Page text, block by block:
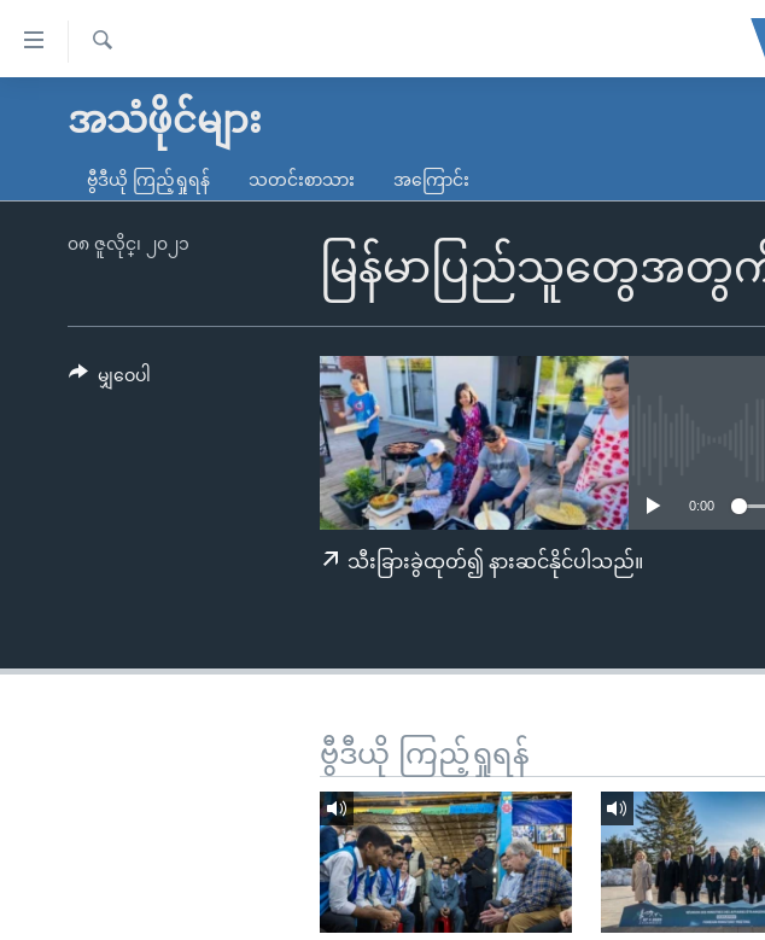
လွယ်ကူ
သည့်
ကျော်
မူလစာမျက်နှာ
ကမ္ဘာ့သတင်းများ
နိုင်ငံတကာ
တရုတ်
အစ္စရေး-ပါလက်စတိုင်း
ရပ်ဝန်းတခု လမ်းတခု အလွန်
အင်္ဂလိပ်စာလေ့လာမယ်
ရ
အသံဖိုင်များ
ဗွီဒီယို ကြည့်ရှုရန် သတင်းစာသား အကြောင်း
မြန်မာပြည်သူတွေအတွက်
၀၈ ဇူလိုင္၊ ၂၀၂၁
0:00
သီးခြားခွဲထုတ်၍ နားဆင်နိုင်ပါသည်။
မျှဝေပါ
ဗွီဒီယို ကြည့်ရှုရန်